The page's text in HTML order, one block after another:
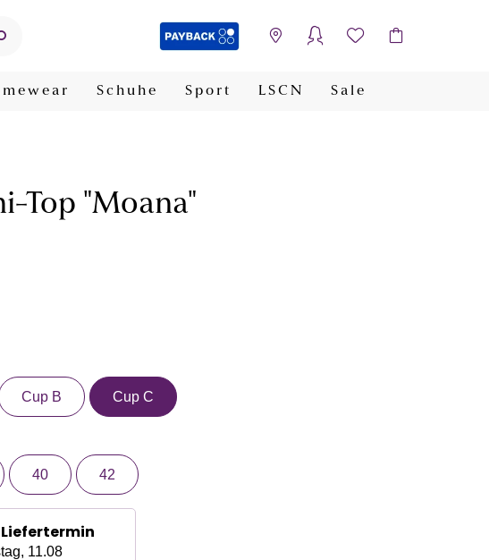
Schuhe Sport LSCN Sale
Top "Moana"
Cup B Cup C
40 42
11.08